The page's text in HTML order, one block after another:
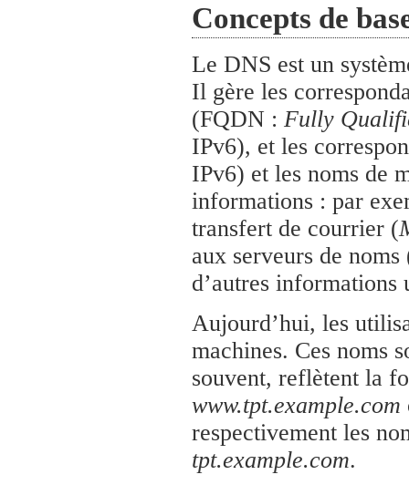
Concepts de
Le DNS est un
Il gère les
(FQDN : Fully
IPv6), et les
IPv6) et les noms de
informations : par
transfert de courrier (
aux serveurs de noms
d’autres
Aujourd’hui, les
machines. Ces noms
souvent, reflètent la
www.tpt.example.com
respectivement les
tpt.example.com.